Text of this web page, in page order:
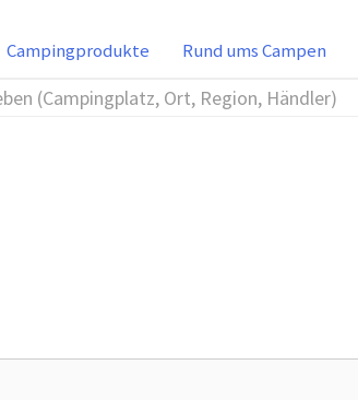
Campingprodukte Rund ums Campen